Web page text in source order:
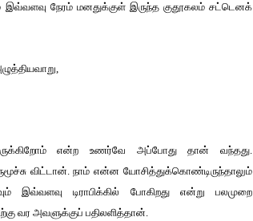
நேரம் மனதுக்குள் இருந்த குதூகலம் சட்டெனக்
என்ற உணர்வே அப்போது தான் வந்தது.
விட்டான். நாம் என்ன யோசித்துக்கொண்டிருந்தாலும்
இவ்வளவு டிராபிக்கில் போகிறது என்று பலமுறை
வர அவளுக்குப் பதிலளித்தான்.